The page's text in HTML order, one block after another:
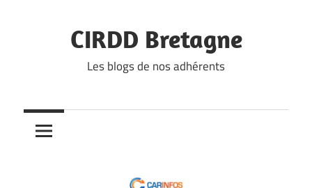
CIRDD Bretagne
Les blogs de nos adhérents